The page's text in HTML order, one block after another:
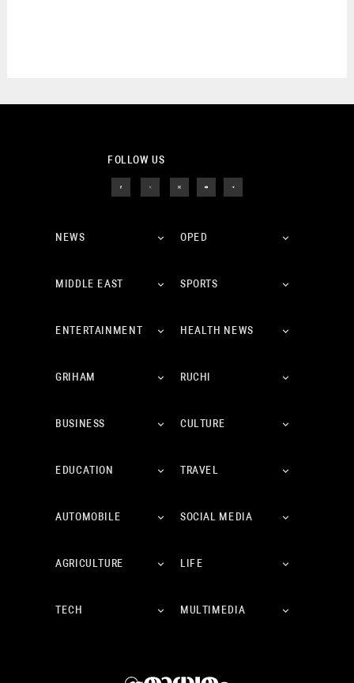
FOLLOW US
NEWS OPED
MIDDLE EAST SPORTS
ENTERTAINMENT HEALTH NEWS
GRIHAM RUCHI
BUSINESS CULTURE
EDUCATION TRAVEL
AUTOMOBILE SOCIAL MEDIA
AGRICULTURE LIFE
TECH MULTIMEDIA